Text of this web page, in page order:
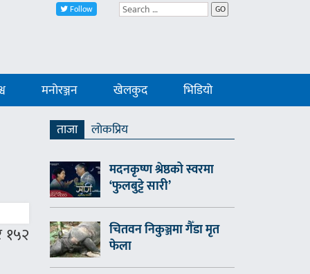
Follow GO
मनोरञ्जन खेलकुद भिडियो
१५२
ताजा
लाेकप्रिय
मदनकृष्ण श्रेष्ठको स्वरमा
‘फुलबुट्टे सारी’
चितवन निकुञ्जमा गैँडा मृत
फेला